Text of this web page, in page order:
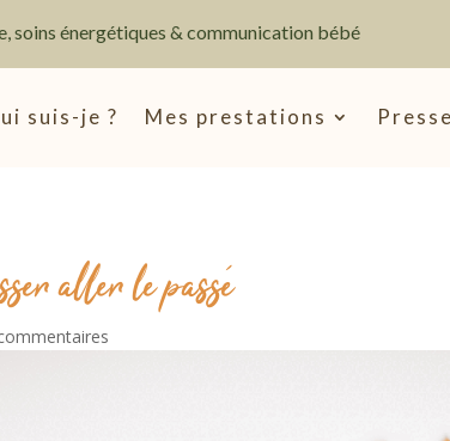
soins énergétiques & communication bébé
suis-je ? Mes prestations Presse
aller le passé